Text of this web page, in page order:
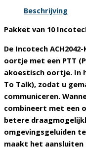
aantalBeschrijving
Pakket van 10
De Incotech
oortje met een PTT
akoestisch oortje. In
To Talk), zodat u
communiceren.
combineert met een
betere
omgevingsgeluiden
maakt het aansluiten